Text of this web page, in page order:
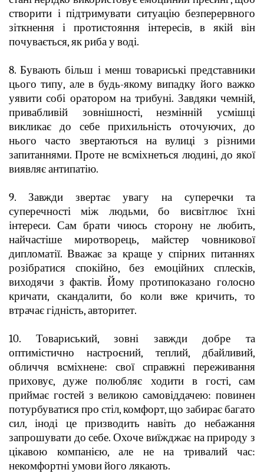
створити і підтримувати ситуацію безперервного
зіткнення і протистояння інтересів, в якій він
почувається, як риба у воді.
8. Бувають більш і менш товариські представники
цього типу, але в будь-якому випадку його важко
уявити собі оратором на трибуні. Завдяки чемній,
привабливій зовнішності, незмінній усмішці
викликає до себе прихильність оточуючих, до
нього часто звертаються на вулиці з різними
запитаннями. Проте не всміхнеться людині, до якої
виявляє антипатію.
9. Завжди звертає увагу на суперечки та
суперечності між людьми, бо висвітлює їхні
інтереси. Сам брати чиюсь сторону не любить,
найчастіше миротворець, майстер човникової
дипломатії. Вважає за краще у спірних питаннях
розібратися спокійно, без емоційних сплесків,
виходячи з фактів. Йому протипоказано голосно
кричати, скандалити, бо коли вже кричить, то
втрачає гідність, авторитет.
10. Товариський, зовні завжди добре та
оптимістично настроєний, теплий, дбайливий,
обличчя всміхнене: свої справжні переживання
приховує, дуже полюбляє ходити в гості, сам
приймає гостей з великою самовіддачею: повинен
потурбуватися про стіл, комфорт, що забирає багато
сил, іноді це призводить навіть до небажання
запрошувати до себе. Охоче виїжджає на природу з
цікавою компанією, але не на тривалий час:
некомфортні умови його лякають.